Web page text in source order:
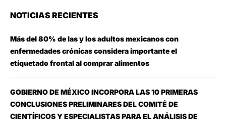
NOTICIAS RECIENTES
Más del 80% de las y los adultos mexicanos con
enfermedades crónicas considera importante el
etiquetado frontal al comprar alimentos
GOBIERNO DE MÉXICO INCORPORA LAS 10 PRIMERAS
CONCLUSIONES PRELIMINARES DEL COMITÉ DE
CIENTÍFICOS Y ESPECIALISTAS PARA EL ANÁLISIS DE